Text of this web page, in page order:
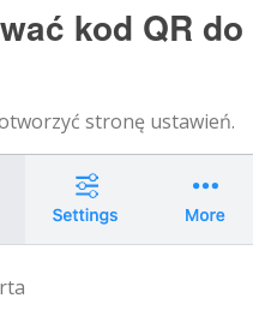
kod QR
stronę ustawień.